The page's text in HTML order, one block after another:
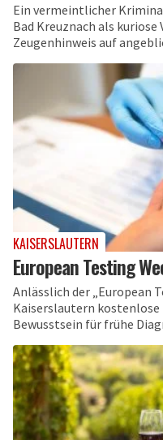
Ein vermeintlicher
Bad Kreuznach als kuriose
Zeugenhinweis auf
KAISERSLAUTERN
European Testing
Anlässlich der „European
Kaiserslautern kostenlose
Bewusstsein für frühe